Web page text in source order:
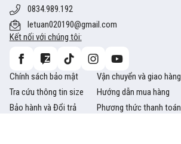
0834.989.192
letuan020190@gmail.com
Kết nối với chúng tôi:
Chính sách bảo mật
Vận chuyển và giao hàng
Tra cứu thông tin size
Hướng dẫn mua hàng
Bảo hành và Đổi trả
Phương thức thanh toán